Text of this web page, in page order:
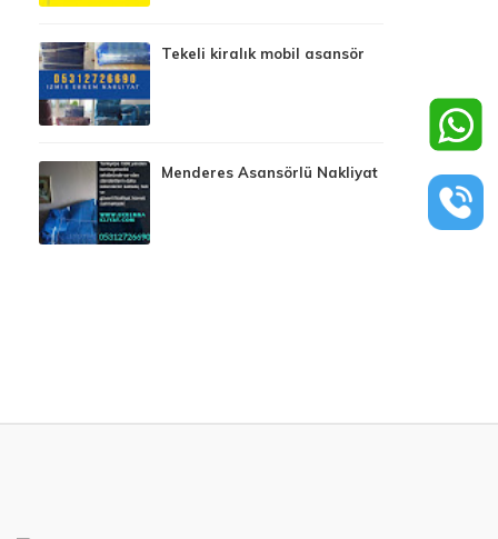
Tekeli kiralık mobil asansör
Menderes Asansörlü Nakliyat